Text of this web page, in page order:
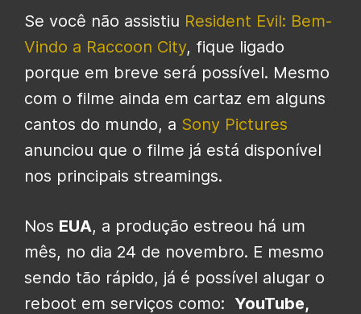
Se você não assistiu Resident Evil: Bem-
Vindo a Raccoon City, fique ligado
porque em breve será possível. Mesmo
com o filme ainda em cartaz em alguns
cantos do mundo, a Sony Pictures
anunciou que o filme já está disponível
nos principais streamings.
Nos EUA, a produção estreou há um
mês, no dia 24 de novembro. E mesmo
sendo tão rápido, já é possível alugar o
reboot em serviços como: YouTube,